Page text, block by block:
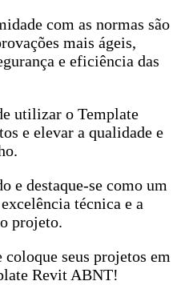
com as normas são
mais ágeis,
e eficiência das
utilizar o Template
e elevar a qualidade e
e destaque-se como um
técnica e a
projeto.
coloque seus projetos em
Revit ABNT!